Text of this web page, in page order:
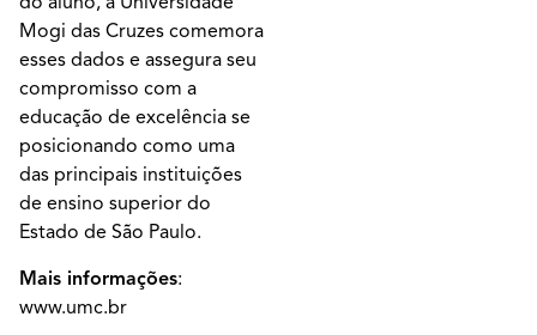
Mogi das Cruzes comemora
esses dados e assegura seu
compromisso com a
educação de excelência se
posicionando como uma
das principais instituições
de ensino superior do
Estado de São Paulo.
Mais informações:
www.umc.br